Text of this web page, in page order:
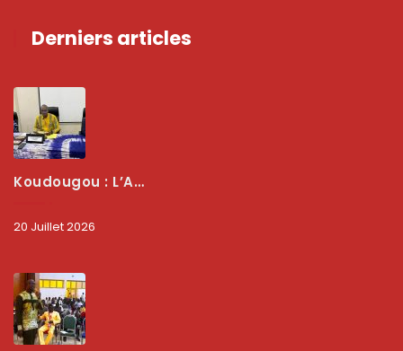
Derniers articles
Koudougou : L’ARCEP Renforce Le Dialogue Avec Les Associations De Consommateurs Pour Mieux Protéger Les Usagers
20 Juillet 2026